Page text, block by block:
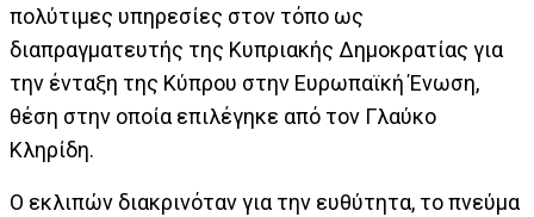
πολύτιμες υπηρεσίες στον τόπο ως
διαπραγματευτής της Κυπριακής Δημοκρατίας για
την ένταξη της Κύπρου στην Ευρωπαϊκή Ένωση,
θέση στην οποία επιλέγηκε από τον Γλαύκο
Κληρίδη.
Ο εκλιπών διακρινόταν για την ευθύτητα, το πνεύμα